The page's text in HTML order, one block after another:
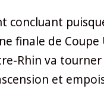
concluant
finale de
Rhin va
et